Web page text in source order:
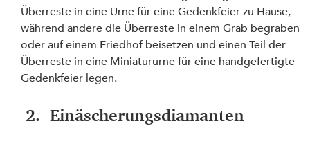
Überreste in eine Urne für eine Gedenkfeier zu Hause,
während andere die Überreste in einem Grab begraben
oder auf einem Friedhof beisetzen und einen Teil der
Überreste in eine Miniatururne für eine handgefertigte
Gedenkfeier legen.
2.  Einäscherungsdiamanten